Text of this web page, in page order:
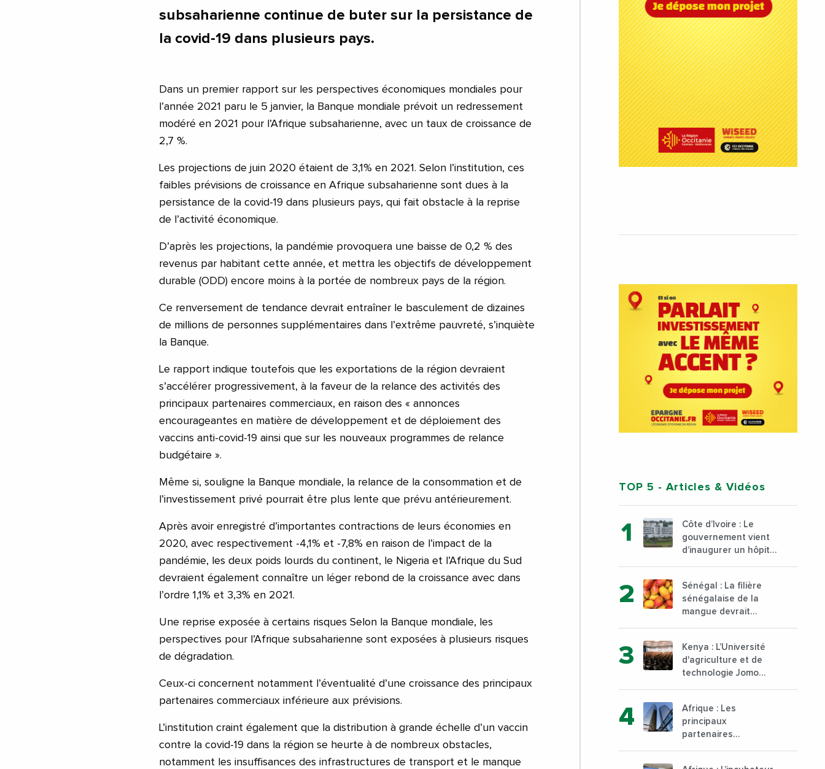
subsaharienne continue de buter sur la persistance de
la covid-19 dans plusieurs pays.
Dans un premier rapport sur les perspectives économiques mondiales pour
l’année 2021 paru le 5 janvier, la Banque mondiale prévoit un redressement
modéré en 2021 pour l’Afrique subsaharienne, avec un taux de croissance de
2,7 %.
Les projections de juin 2020 étaient de 3,1% en 2021. Selon l’institution, ces
faibles prévisions de croissance en Afrique subsaharienne sont dues à la
persistance de la covid-19 dans plusieurs pays, qui fait obstacle à la reprise
de l’activité économique.
D’après les projections, la pandémie provoquera une baisse de 0,2 % des
revenus par habitant cette année, et mettra les objectifs de développement
durable (ODD) encore moins à la portée de nombreux pays de la région.
Ce renversement de tendance devrait entraîner le basculement de dizaines
de millions de personnes supplémentaires dans l’extrême pauvreté, s’inquiète
la Banque.
Le rapport indique toutefois que les exportations de la région devraient
s’accélérer progressivement, à la faveur de la relance des activités des
principaux partenaires commerciaux, en raison des « annonces
encourageantes en matière de développement et de déploiement des
vaccins anti-covid-19 ainsi que sur les nouveaux programmes de relance
budgétaire ».
Même si, souligne la Banque mondiale, la relance de la consommation et de
l’investissement privé pourrait être plus lente que prévu antérieurement.
Après avoir enregistré d’importantes contractions de leurs économies en
2020, avec respectivement -4,1% et -7,8% en raison de l’impact de la
pandémie, les deux poids lourds du continent, le Nigeria et l’Afrique du Sud
devraient également connaître un léger rebond de la croissance avec dans
l’ordre 1,1% et 3,3% en 2021.
Une reprise exposée à certains risques Selon la Banque mondiale, les
perspectives pour l’Afrique subsaharienne sont exposées à plusieurs risques
de dégradation.
Ceux-ci concernent notamment l’éventualité d’une croissance des principaux
partenaires commerciaux inférieure aux prévisions.
L’institution craint également que la distribution à grande échelle d’un vaccin
contre la covid-19 dans la région se heurte à de nombreux obstacles,
notamment les insuffisances des infrastructures de transport et le manque
TOP 5 - Articles & Vidéos
Côte d’Ivoire : Le
gouvernement vient
d’inaugurer un hôpital
au sud du pays
Sénégal : La filière
sénégalaise de la
mangue devrait
000 tonnes produites
Kenya : L’Université
d'agriculture et de
technologie Jomo
formation technique
et professionnelle sur
son campus de Karen
à Nairobi dès janvier
Afrique : Les
principaux
partenaires